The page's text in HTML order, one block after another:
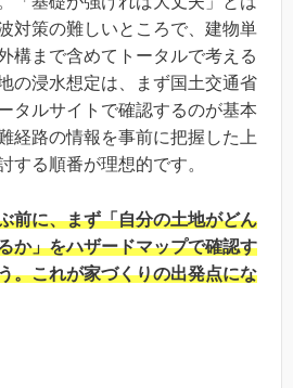
対策の難しいところで、建物単
構まで含めてトータルで考える
の浸水想定は、まず国土交通省
タルサイトで確認するのが基本
経路の情報を事前に把握した上
する順番が理想的です。
前に、まず「自分の土地がどん
か」をハザードマップで確認す
。これが家づくりの出発点にな